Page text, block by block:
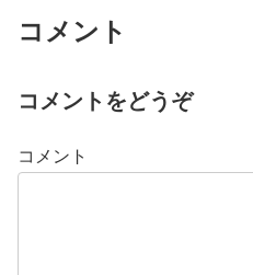
コメント
コメントをどうぞ
コメント